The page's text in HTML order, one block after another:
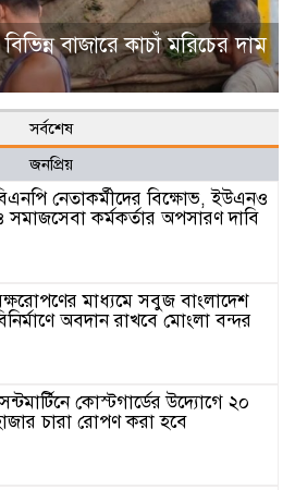
বাজারে কাচাঁ মরিচের দাম
সর্বশেষ
জনপ্রিয়
নেতাকর্মীদের বিক্ষোভ, ইউএনও
সমাজসেবা কর্মকর্তার অপসারণ দাবি
মাধ্যমে সবুজ বাংলাদেশ
অবদান রাখবে মোংলা বন্দর
কোস্টগার্ডের উদ্যোগে ২০
চারা রোপণ করা হবে